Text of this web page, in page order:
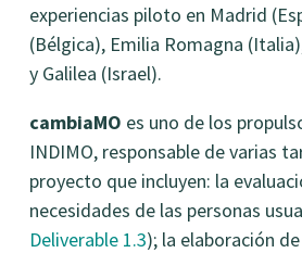
experiencias piloto en Madrid
(Bélgica), Emilia Romagna
y Galilea (Israel).
cambiaMO es uno de los
INDIMO, responsable de varias
proyecto que incluyen: la
necesidades de las personas
Deliverable 1.3); la elaboración